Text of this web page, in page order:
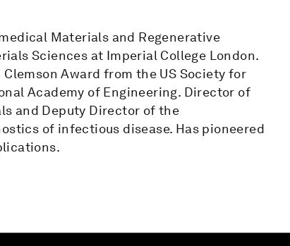
Materials and Regenerative
Sciences at Imperial College London.
Award from the US Society for
Academy of Engineering. Director of
and Deputy Director of the
of infectious disease. Has pioneered